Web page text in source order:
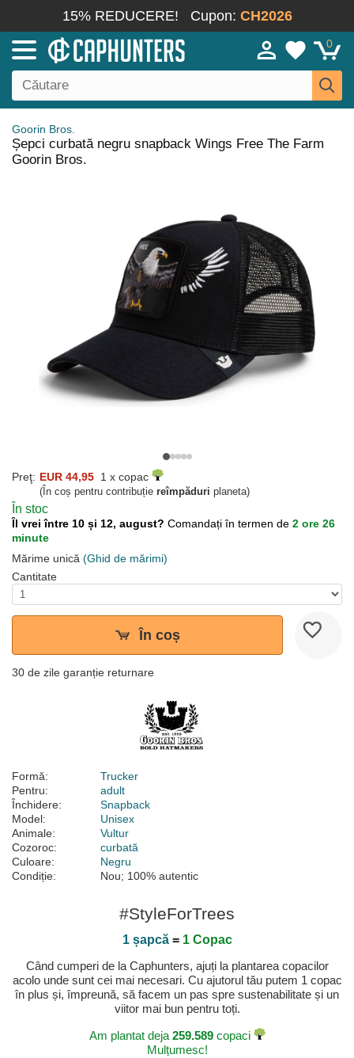
15% REDUCERE! Cupon: CH2026
0
Goorin Bros.
Șepci curbată negru snapback Wings Free The Farm
Goorin Bros.
Preţ: EUR 44,95 1 x copac
(În coș pentru contribuție reîmpăduri planeta)
În stoc
Îl vrei între 10 și 12, august? Comandați în termen de 2 ore 26
minute
Mărime unică (Ghid de mărimi)
Cantitate
În coș
30 de zile garanție returnare
Formă:
Trucker
Pentru:
adult
Închidere:
Snapback
Model:
Unisex
Animale:
Vultur
Cozoroc:
curbată
Culoare:
Negru
Condiție:
Nou; 100% autentic
#StyleForTrees
1 șapcă= 1 Copac
Când cumperi de la Caphunters, ajuți la plantarea copacilor
acolo unde sunt cei mai necesari. Cu ajutorul tău putem 1 copac
în plus și, împreună, să facem un pas spre sustenabilitate și un
viitor mai bun pentru toți.
Am plantat deja 259.589copaci
Mulțumesc!